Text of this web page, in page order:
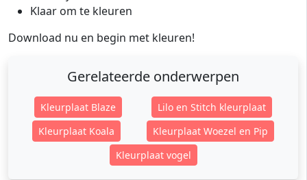
Klaar om te kleuren
Download nu en begin met kleuren!
Gerelateerde onderwerpen
Kleurplaat Blaze
Lilo en Stitch kleurplaat
Kleurplaat Koala
Kleurplaat Woezel en Pip
Kleurplaat vogel